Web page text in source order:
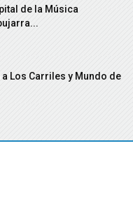
de la Música
Los Carriles y Mundo de